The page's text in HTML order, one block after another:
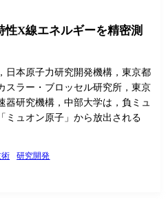
性X線エネルギーを精密測
日本原子力研究開発機構，東京都
スラー・ブロッセル研究所，東京
器研究機構，中部大学は，負ミュ
ミュオン原子」から放出される
研究開発